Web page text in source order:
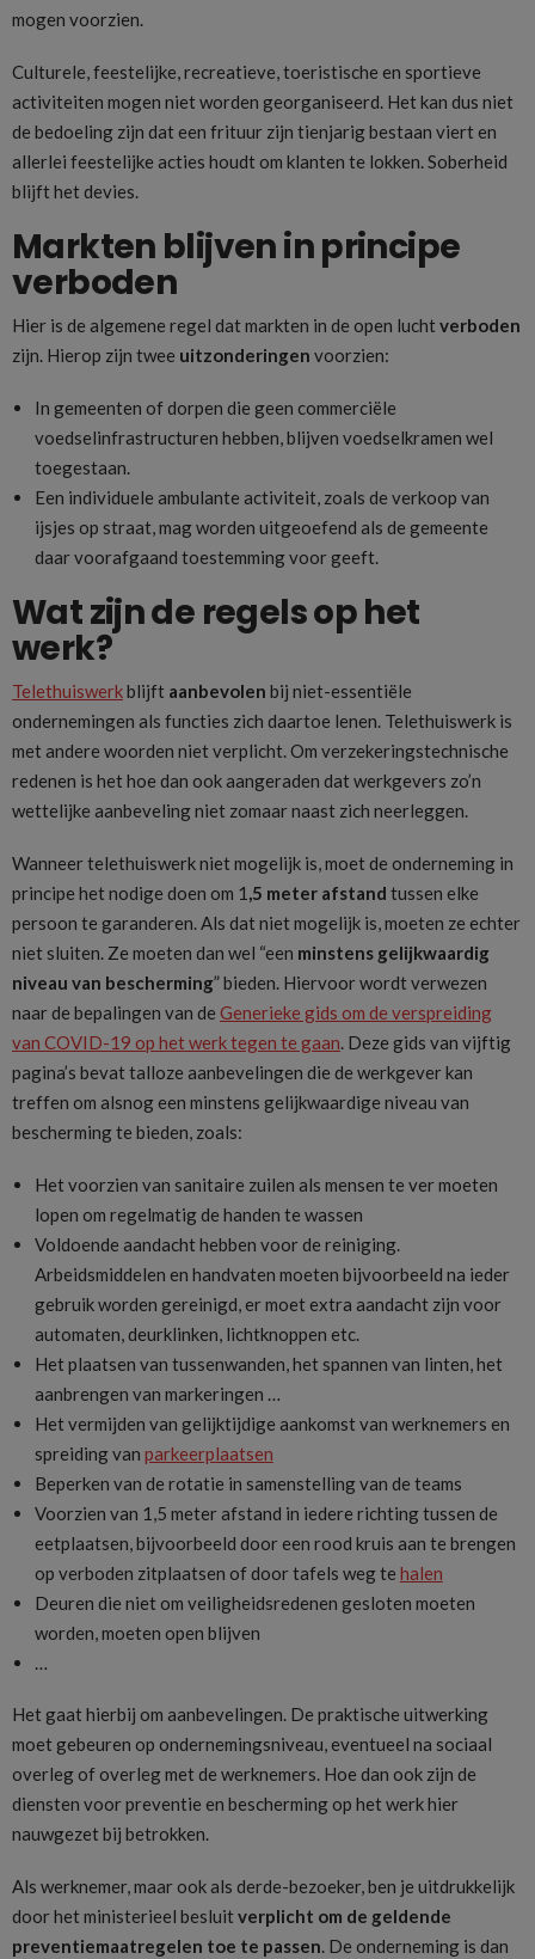
mogen voorzien.
Culturele, feestelijke, recreatieve, toeristische en sportieve
activiteiten mogen niet worden georganiseerd. Het kan dus niet
de bedoeling zijn dat een frituur zijn tienjarig bestaan viert en
allerlei feestelijke acties houdt om klanten te lokken. Soberheid
blijft het devies.
Markten blijven in principe
verboden
Hier is de algemene regel dat markten in de open luchtverboden
zijn. Hierop zijn twee uitzonderingen voorzien:
In gemeenten of dorpen die geen commerciële
voedselinfrastructuren hebben, blijven voedselkramen wel
toegestaan.
Een individuele ambulante activiteit, zoals de verkoop van
ijsjes op straat, mag worden uitgeoefend als de gemeente
daar voorafgaand toestemming voor geeft.
Wat zijn de regels op het
werk?
Telethuiswerkblijft aanbevolen bij niet-essentiële
ondernemingen als functies zich daartoe lenen. Telethuiswerk is
met andere woorden niet verplicht. Om verzekeringstechnische
redenen is het hoe dan ook aangeraden dat werkgevers zo’n
wettelijke aanbeveling niet zomaar naast zich neerleggen.
Wanneer telethuiswerk niet mogelijk is, moet de onderneming in
principe het nodige doen om 1 ,5 meter afstand tussen elke
persoon te garanderen. Als dat niet mogelijk is, moeten ze echter
niet sluiten. Ze moeten dan wel “een minstens gelijkwaardig
niveau van bescherming” bieden. Hiervoor wordt verwezen
naar de bepalingen van de Generieke gids om de verspreiding
van COVID-19 op het werk tegen te gaan. Deze gids van vijftig
pagina’s bevat talloze aanbevelingen die de werkgever kan
treffen om alsnog een minstens gelijkwaardige niveau van
bescherming te bieden, zoals:
Het voorzien van sanitaire zuilen als mensen te ver moeten
lopen om regelmatig de handen te wassen
Voldoende aandacht hebben voor de reiniging.
Arbeidsmiddelen en handvaten moeten bijvoorbeeld na ieder
gebruik worden gereinigd, er moet extra aandacht zijn voor
automaten, deurklinken, lichtknoppen etc.
Het plaatsen van tussenwanden, het spannen van linten, het
aanbrengen van markeringen …
Het vermijden van gelijktijdige aankomst van werknemers en
spreiding van parkeerplaatsen
Beperken van de rotatie in samenstelling van de teams
Voorzien van 1,5 meter afstand in iedere richting tussen de
eetplaatsen, bijvoorbeeld door een rood kruis aan te brengen
op verboden zitplaatsen of door tafels weg te halen
Deuren die niet om veiligheidsredenen gesloten moeten
worden, moeten open blijven
Het gaat hierbij om aanbevelingen. De praktische uitwerking
moet gebeuren op ondernemingsniveau, eventueel na sociaal
overleg of overleg met de werknemers. Hoe dan ook zijn de
diensten voor preventie en bescherming op het werk hier
nauwgezet bij betrokken.
Als werknemer, maar ook als derde-bezoeker, ben je uitdrukkelijk
door het ministerieel besluitverplicht om de geldende
preventiemaatregelen toe te passen. De onderneming is dan